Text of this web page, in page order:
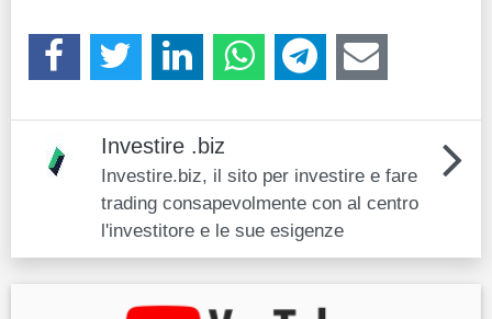
Investire .biz
Investire.biz, il sito per investire e fare
trading consapevolmente con al centro
l'investitore e le sue esigenze